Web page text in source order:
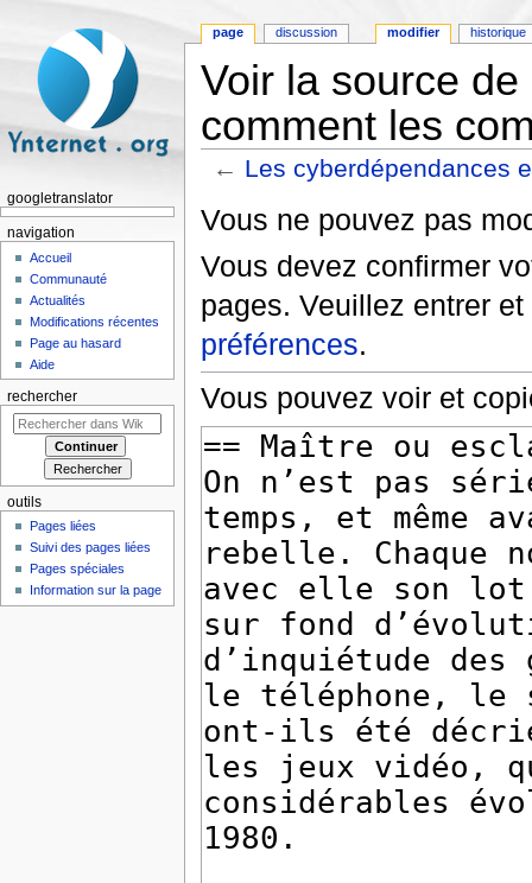
Voir la source
comment les
← Les cyberdépendances
Vous ne pouvez pas
Vous devez confirmer
pages. Veuillez entrer
préférences.
Vous pouvez voir et
page discussion modifier historique
googletranslator
navigation
Accueil
Communauté
Actualités
Modifications récentes
Page au hasard
Aide
rechercher
outils
Pages liées
Suivi des pages liées
Pages spéciales
Information sur la page